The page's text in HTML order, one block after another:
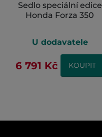
Sedlo speciální edice
Honda Forza 350
U dodavatele
6 791 Kč KOUPIT